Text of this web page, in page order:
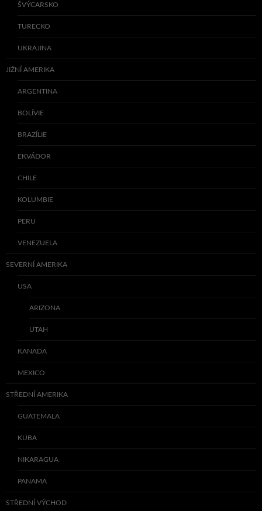
ŠVÝCARSKO
TURECKO
UKRAJINA
JIŽNÍ AMERIKA
ARGENTINA
BOLÍVIE
BRAZÍLIE
EKVÁDOR
CHILE
KOLUMBIE
PERU
VENEZUELA
SEVERNÍ AMERIKA
USA
ARIZONA
UTAH
KANADA
MEXICO
STŘEDNÍ AMERIKA
GUATEMALA
KUBA
NIKARAGUA
PANAMA
STŘEDNÍ VÝCHOD